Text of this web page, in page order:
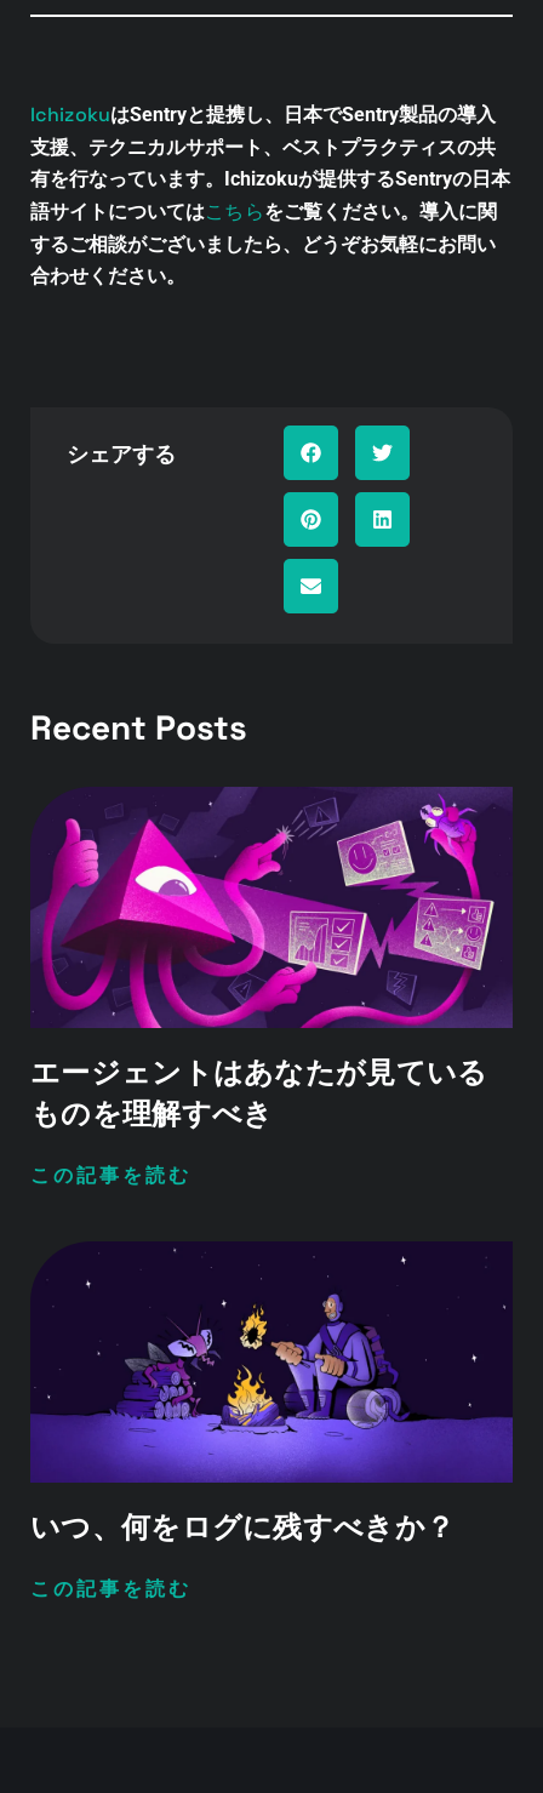
IchizokuはSentryと提携し、日本でSentry製品の導入
支援、テクニカルサポート、ベストプラクティスの共
有を行なっています。Ichizokuが提供するSentryの日本
語サイトについてはこちらをご覧ください。導入に関
するご相談がございましたら、どうぞお気軽にお問い
合わせください。
シェアする
Recent Posts
エージェントはあなたが見ている
ものを理解すべき
この記事を読む
いつ、何をログに残すべきか？
この記事を読む